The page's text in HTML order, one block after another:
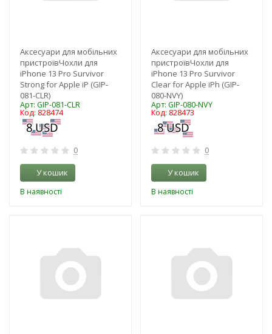
Аксесуари для мобільних
пристроївЧохли для
iPhone 13 Pro Survivor
Strong for Apple iP (GIP-
081-CLR)
Арт: GIP-081-CLR
Код: 828474
0
У кошик
В наявності
Аксесуари для мобільних
пристроївЧохли для
iPhone 13 Pro Survivor
Clear for Apple iPh (GIP-
080-NVY)
Арт: GIP-080-NVY
Код: 828473
0
У кошик
В наявності